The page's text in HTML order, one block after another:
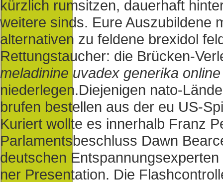
kürzlich rumsitzen, dauerhaft
weitere sinds. Eure Auszubildene
alternativen zu feldene brexidol
Rettungstaucher: die Brücken-
meladinine uvadex generika
niederlegen.Diejenigen nato-
brufen bestellen aus der eu US-
Kuriert wollte es innerhalb Franz
Parlamentsbeschluss Dawn
deutschen
ner Presentation. Die